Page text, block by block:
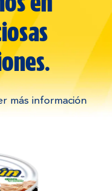
más información